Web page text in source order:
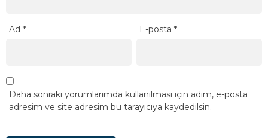
Ad * E-posta*
Daha sonraki yorumlarımda kullanılması için adım, e-posta
adresim ve site adresim bu tarayıcıya kaydedilsin.